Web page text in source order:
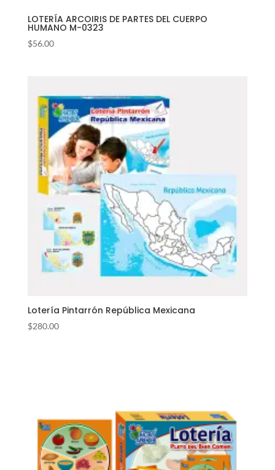
LOTERÍA ARCOIRIS DE PARTES DEL CUERPO
HUMANO M-0323
$56.00
Lotería Pintarrón República Mexicana
$280.00